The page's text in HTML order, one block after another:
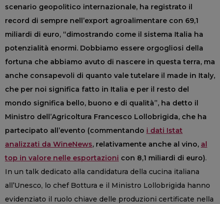
scenario geopolitico internazionale, ha registrato il
record di sempre nell’export agroalimentare con 69,1
miliardi di euro, “dimostrando come il sistema Italia ha
potenzialità enormi. Dobbiamo essere orgogliosi della
fortuna che abbiamo avuto di nascere in questa terra, ma
anche consapevoli di quanto vale tutelare il made in Italy,
che per noi significa fatto in Italia e per il resto del
mondo significa bello, buono e di qualità”, ha detto il
Ministro dell’Agricoltura Francesco Lollobrigida, che ha
partecipato all’evento (commentando i dati Istat
analizzati da WineNews, relativamente anche al vino, al
top in valore nelle esportazioni con 8,1 miliardi di euro).
In un talk dedicato alla candidatura della cucina italiana
all’Unesco, lo chef Bottura e il Ministro Lollobrigida hanno
evidenziato il ruolo chiave delle produzioni certificate nella